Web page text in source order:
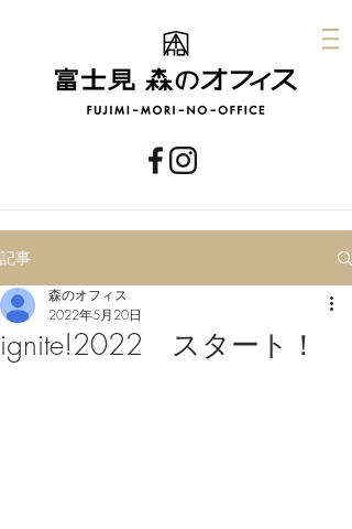
記事
ignite!2022 スタート！
森のオフィス
2022年5月20日